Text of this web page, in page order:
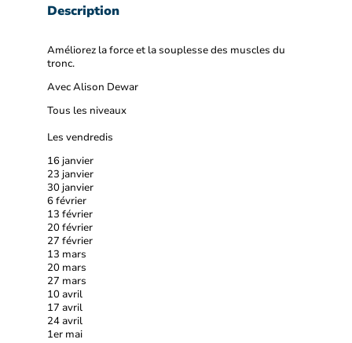
Description
Améliorez la force et la souplesse des muscles du
tronc.
Avec Alison Dewar
Tous les niveaux
Les vendredis
16 janvier
23 janvier
30 janvier
6 février
13 février
20 février
27 février
13 mars
20 mars
27 mars
10 avril
17 avril
24 avril
1er mai